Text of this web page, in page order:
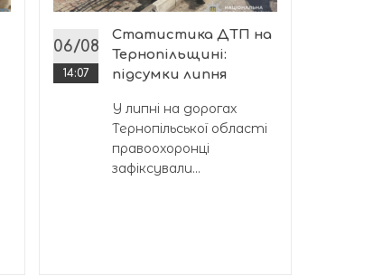
06/08
14:07
Статистика ДТП на
Тернопільщині:
підсумки липня
У липні на дорогах
Тернопільської області
правоохоронці
зафіксували...